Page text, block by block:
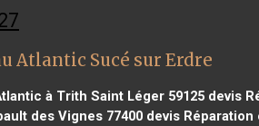
Atlantic Sucé sur Erdre
à Trith Saint Léger 59125devis
des Vignes 77400devis Réparation